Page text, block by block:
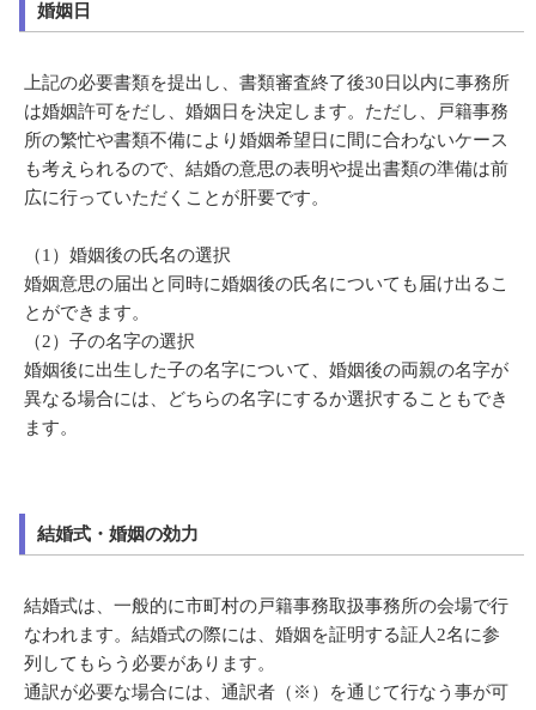
婚姻日
上記の必要書類を提出し、書類審査終了後30日以内に事務所
は婚姻許可をだし、婚姻日を決定します。ただし、戸籍事務
所の繁忙や書類不備により婚姻希望日に間に合わないケース
も考えられるので、結婚の意思の表明や提出書類の準備は前
広に行っていただくことが肝要です。
（1）婚姻後の氏名の選択
婚姻意思の届出と同時に婚姻後の氏名についても届け出るこ
とができます。
（2）子の名字の選択
婚姻後に出生した子の名字について、婚姻後の両親の名字が
異なる場合には、どちらの名字にするか選択することもでき
ます。
結婚式・婚姻の効力
結婚式は、一般的に市町村の戸籍事務取扱事務所の会場で行
なわれます。結婚式の際には、婚姻を証明する証人2名に参
列してもらう必要があります。
通訳が必要な場合には、通訳者（※）を通じて行なう事が可